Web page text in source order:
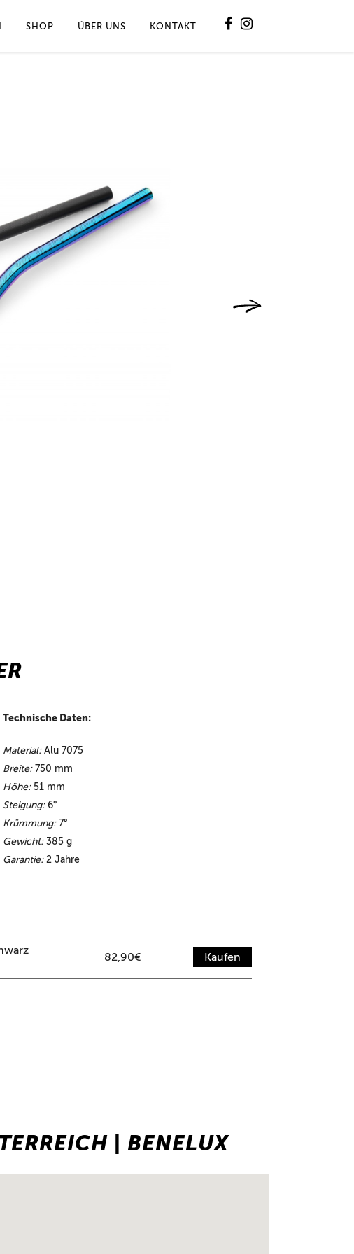
SHOP ÜBER UNS KONTAKT
Technische Daten:
Material:Alu 7075
Breite:750 mm
Höhe:51 mm
Steigung:6°
Krümmung:7°
Gewicht:385 g
Garantie:2 Jahre
82,90€ Kaufen
| BENELUX